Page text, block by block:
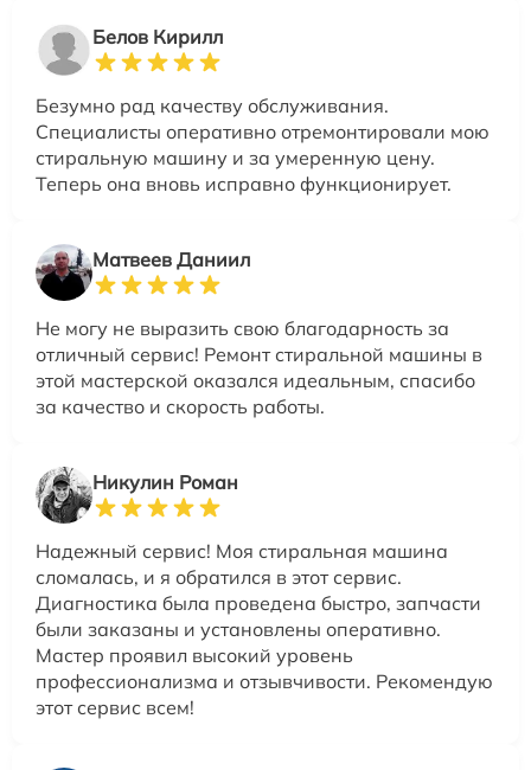
Белов Кирилл
Безумно рад качеству обслуживания.
Специалисты оперативно отремонтировали мою
стиральную машину и за умеренную цену.
Теперь она вновь исправно функционирует.
Матвеев Даниил
Не могу не выразить свою благодарность за
отличный сервис! Ремонт стиральной машины в
этой мастерской оказался идеальным, спасибо
за качество и скорость работы.
Никулин Роман
Надежный сервис! Моя стиральная машина
сломалась, и я обратился в этот сервис.
Диагностика была проведена быстро, запчасти
были заказаны и установлены оперативно.
Мастер проявил высокий уровень
профессионализма и отзывчивости. Рекомендую
этот сервис всем!